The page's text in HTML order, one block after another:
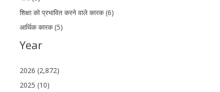
शिक्षा को प्रभावित करने वाले कारक (6)
आर्थिक कारक (5)
Year
2026 (2,872)
2025 (10)